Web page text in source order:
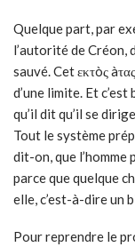
Quelque part, par
l’autorité de Créon,
sauvé. Cet εκτòς
d’une limite. Et
qu’il dit qu’il se
Tout le système
dit-on, que
parce que quelque
elle, c’est-à-dire un
Pour reprendre le